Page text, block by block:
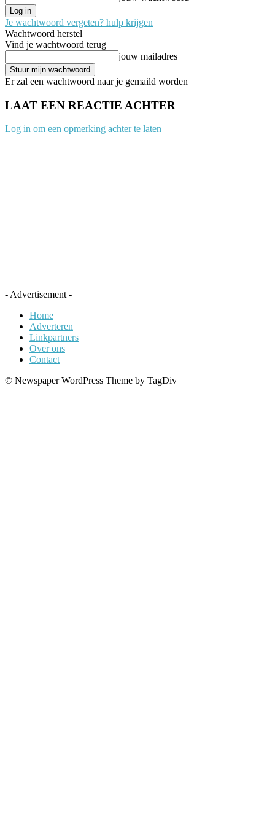
Je wachtwoord vergeten? hulp krijgen
Wachtwoord herstel
Vind je wachtwoord terug
jouw mailadres
Er zal een wachtwoord naar je gemaild worden
LAAT EEN REACTIE ACHTER
Log in om een opmerking achter te laten
- Advertisement -
Home
Adverteren
Linkpartners
Over ons
Contact
© Newspaper WordPress Theme by TagDiv